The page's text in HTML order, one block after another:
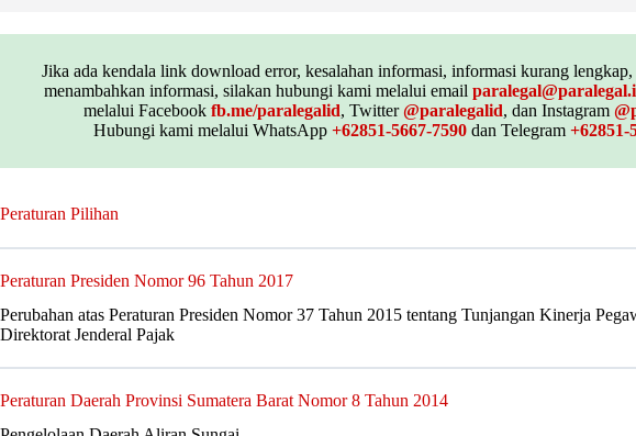
Jika ada kendala link download error, kesalahan informasi, informasi kurang
menambahkan informasi, silakan hubungi kami melalui email
melalui Facebook fb.me/paralegalid, Twitter@paralegalid, dan Instagram
Hubungi kami melalui WhatsApp +62851-5667-7590dan Telegram +62851-
Peraturan Pilihan
Peraturan Presiden Nomor 96 Tahun 2017
Perubahan atas Peraturan Presiden Nomor 37 Tahun 2015 tentang Tunjangan Kinerja
Direktorat Jenderal Pajak
Peraturan Daerah Provinsi Sumatera Barat Nomor 8 Tahun 2014